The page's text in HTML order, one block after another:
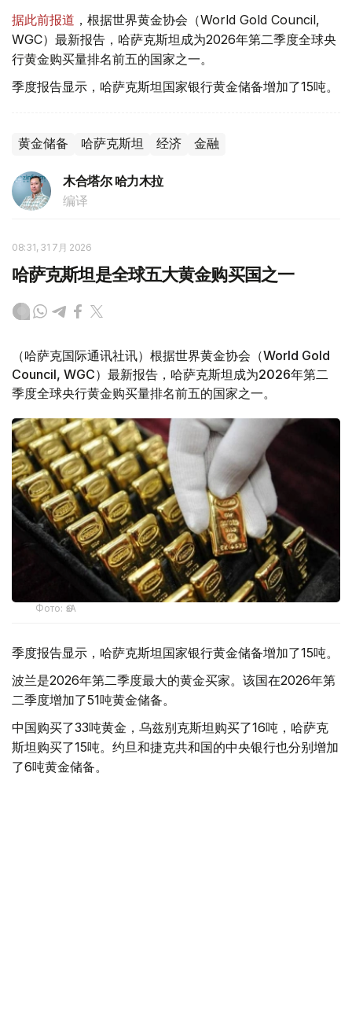
据此前报道 ，根据世界黄金协会（World Gold Council,
WGC）最新报告，哈萨克斯坦成为2026年第二季度全球央
行黄金购买量排名前五的国家之一。
季度报告显示，哈萨克斯坦国家银行黄金储备增加了15吨。
黄金储备 哈萨克斯坦 经济 金融
木合塔尔 哈力木拉
编译
08:31, 31 7月 2026
哈萨克斯坦是全球五大黄金购买国之一
（哈萨克国际通讯社讯）根据世界黄金协会（World Gold
Council, WGC）最新报告，哈萨克斯坦成为2026年第二
季度全球央行黄金购买量排名前五的国家之一。
Фото: ӨзА
季度报告显示，哈萨克斯坦国家银行黄金储备增加了15吨。
波兰是2026年第二季度最大的黄金买家。该国在2026年第
二季度增加了51吨黄金储备。
中国购买了33吨黄金，乌兹别克斯坦购买了16吨，哈萨克
斯坦购买了15吨。约旦和捷克共和国的中央银行也分别增加
了6吨黄金储备。